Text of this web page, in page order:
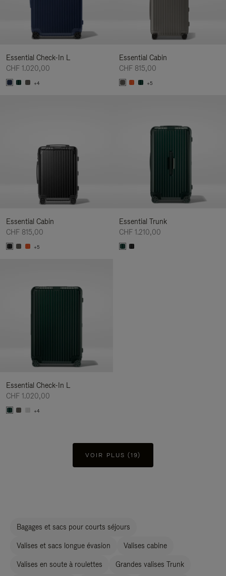
Essential Check-In L
CHF 1.020,00
+4
Essential Cabin
CHF 815,00
+5
Essential Cabin
CHF 815,00
+5
Essential Trunk
CHF 1.210,00
Essential Check-In L
CHF 1.020,00
+4
VOIR PLUS (19)
Bagages et sacs pour courts séjours
Valises et sacs longue évasion Valises cabine
Valises en soute à roulettes Grandes valises Trunk